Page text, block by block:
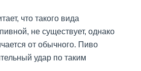
алкоголизма
запоя на дому
задача
что такого вида
не существует, однако
от обычного. Пиво
удар по таким